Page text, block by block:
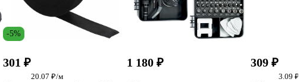
-5%
301 ₽
20.07 ₽/м
1 180 ₽ 309 ₽
3.09